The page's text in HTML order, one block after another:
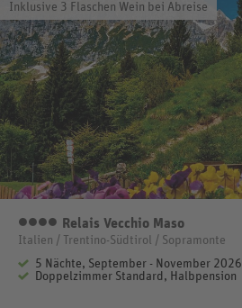
Inklusive 3 Flaschen Wein bei Abreise
Relais Vecchio Maso
Italien / Trentino-Südtirol / Sopramonte
5 Nächte, September - November 2026
Doppelzimmer Standard, Halbpension